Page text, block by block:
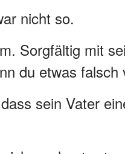
nicht so.
Sorgfältig mit
du etwas falsch
sein Vater